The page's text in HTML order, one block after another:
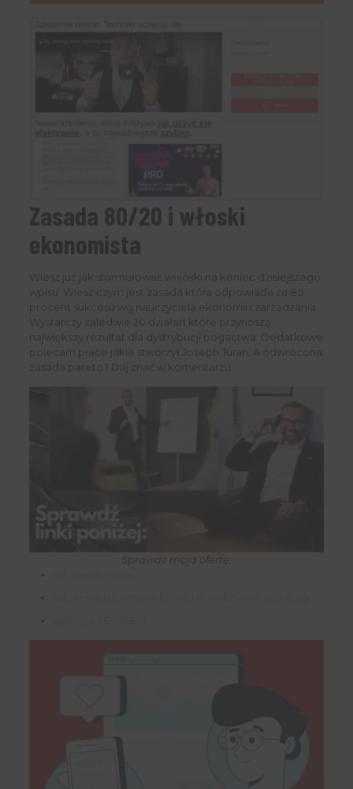
Zasada 80/20 i włoski
ekonomista
Wiesz już jak sformułować wnioski na koniec dzisiejszego
wpisu. Wiesz czym jest zasada która odpowiada za 80
procent sukcesu wg nauczyciela ekonomii i zarządzania.
Wystarczy zaledwie 20 działań które przynoszą
największy rezultat dla dystrybucji bogactwa. Dodatkowe
polecam prace jakie stworzył Joseph Juran. A odwrócona
zasada pareto? Daj znać w komentarzu.
Sprawdź moją ofertę: